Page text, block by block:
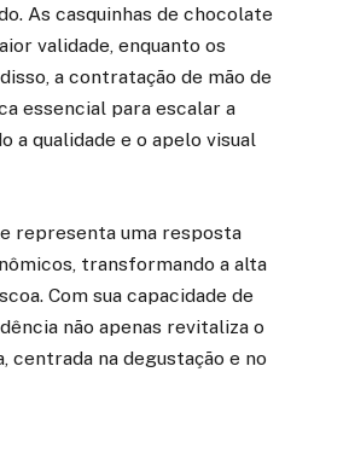
As casquinhas de chocolate
validade, enquanto os
a contratação de mão de
essencial para escalar a
a qualidade e o apelo visual
representa uma resposta
transformando a alta
Com sua capacidade de
não apenas revitaliza o
centrada na degustação e no